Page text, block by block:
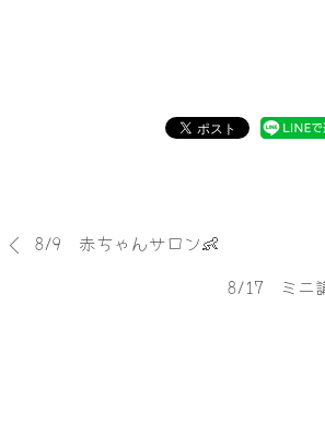
8/9 赤ちゃんサロン👶
8/17 ミニ